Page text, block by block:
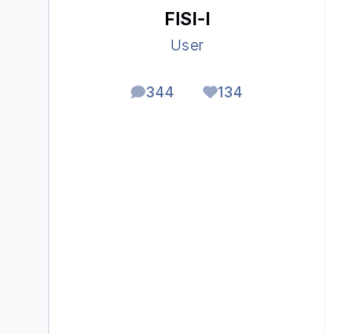
FISI-I
User
344
Beiträge 134
Reputation